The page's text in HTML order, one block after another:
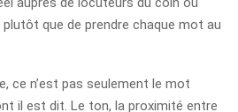
que de prendre chaque mot au
ce n’est pas seulement le mot
il est dit. Le ton, la proximité entre